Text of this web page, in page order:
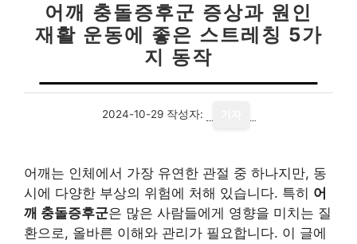
어깨 충돌증후군 증상과 원인
재활 운동에 좋은 스트레칭 5가
지 동작
2024-10-29 작성자:
어깨는 인체에서 가장 유연한 관절 중 하나지만, 동
시에 다양한 부상의 위험에 처해 있습니다. 특히 어
깨 충돌증후군은 많은 사람들에게 영향을 미치는 질
환으로, 올바른 이해와 관리가 필요합니다. 이 글에